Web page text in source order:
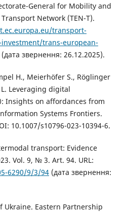
General for Mobility and
Network (TEN-T).
transport-
trans-european-
(дата звернення: 26.12.2025).
H., Meierhöfer S., Röglinger
Leveraging digital
Insights on affordances from
Systems Frontiers.
10.1007/s10796-023-10394-6.
transport: Evidence
Vol. 9, № 3. Art. 94. URL:
6290/9/3/94(дата звернення:
Eastern Partnership